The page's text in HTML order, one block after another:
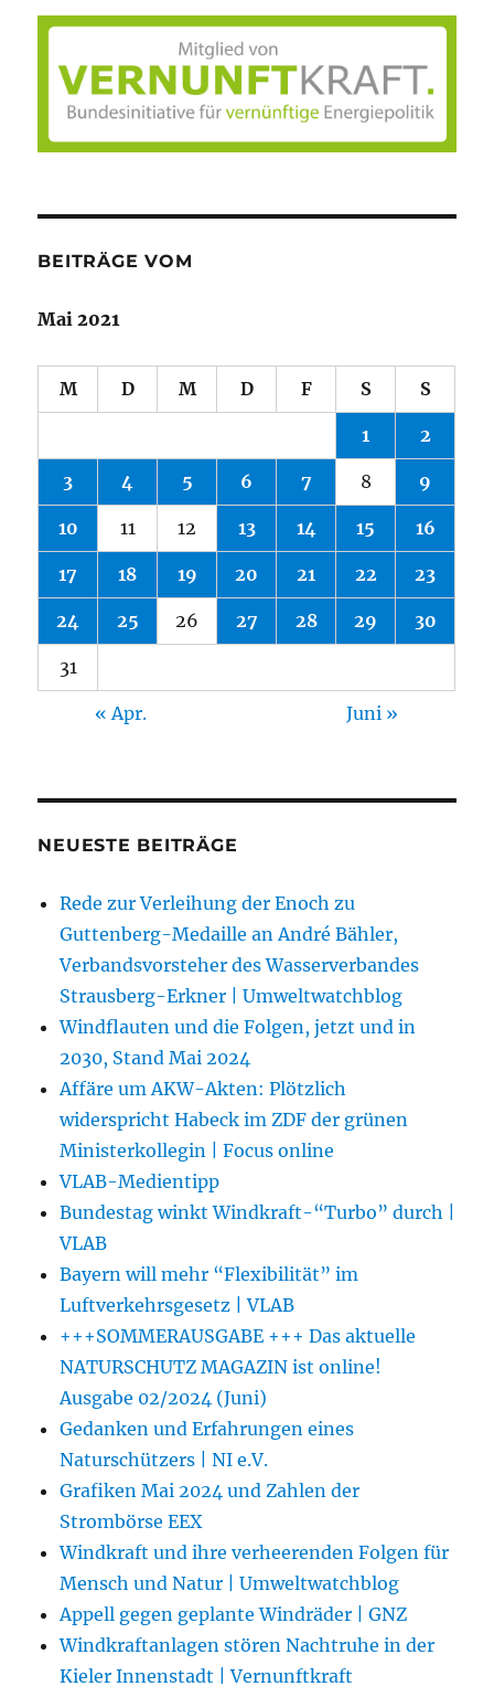
BEITRÄGE VOM
Mai 2021
M D M D F S S
1 2
3 4 5 6 7 8 9
10 11 12 13 14 15 16
17 18 19 20 21 22 23
24 25 26 27 28 29 30
31
« Apr. Juni »
NEUESTE BEITRÄGE
Rede zur Verleihung der Enoch zu
Guttenberg-Medaille an André Bähler,
Verbandsvorsteher des Wasserverbandes
Strausberg-Erkner | Umweltwatchblog
Windflauten und die Folgen, jetzt und in
2030, Stand Mai 2024
Affäre um AKW-Akten: Plötzlich
widerspricht Habeck im ZDF der grünen
Ministerkollegin | Focus online
VLAB-Medientipp
Bundestag winkt Windkraft-“Turbo” durch |
VLAB
Bayern will mehr “Flexibilität” im
Luftverkehrsgesetz | VLAB
+++SOMMERAUSGABE +++ Das aktuelle
NATURSCHUTZ MAGAZIN ist online!
Ausgabe 02/2024 (Juni)
Gedanken und Erfahrungen eines
Naturschützers | NI e.V.
Grafiken Mai 2024 und Zahlen der
Strombörse EEX
Windkraft und ihre verheerenden Folgen für
Mensch und Natur | Umweltwatchblog
Appell gegen geplante Windräder | GNZ
Windkraftanlagen stören Nachtruhe in der
Kieler Innenstadt | Vernunftkraft